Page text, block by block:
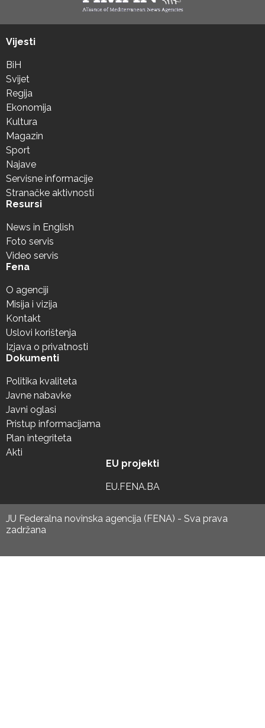
Vijesti
BiH
Svijet
Regija
Ekonomija
Kultura
Magazin
Sport
Najave
Servisne informacije
Stranačke aktivnosti
Resursi
News in English
Foto servis
Video servis
Fena
O agenciji
Misija i vizija
Kontakt
Uslovi korištenja
Izjava o privatnosti
Dokumenti
Politika kvaliteta
Javne nabavke
Javni oglasi
Pristup informacijama
Plan integriteta
Akti
EU projekti
EU.FENA.BA
JU Federalna novinska agencija (FENA) - Sva prava
zadržana